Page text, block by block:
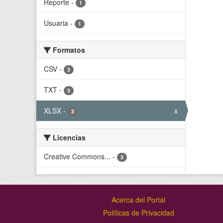
1
Usuaria - 1
Formatos
CSV - 3
TXT - 3
XLSX - 3 x
Licencias
Creative Commons... - 3
Acerca del Portal
Políticas de Privacidad